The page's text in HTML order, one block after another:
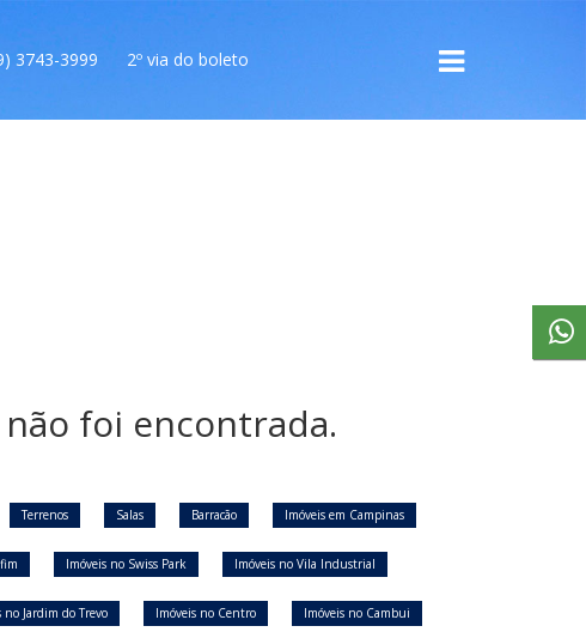
3743-3999 2º via do boleto
foi encontrada.
Terrenos Salas Barracão Imóveis em Campinas
Imóveis no Swiss Park Imóveis no Vila Industrial
no Jardim do Trevo Imóveis no Centro Imóveis no Cambui